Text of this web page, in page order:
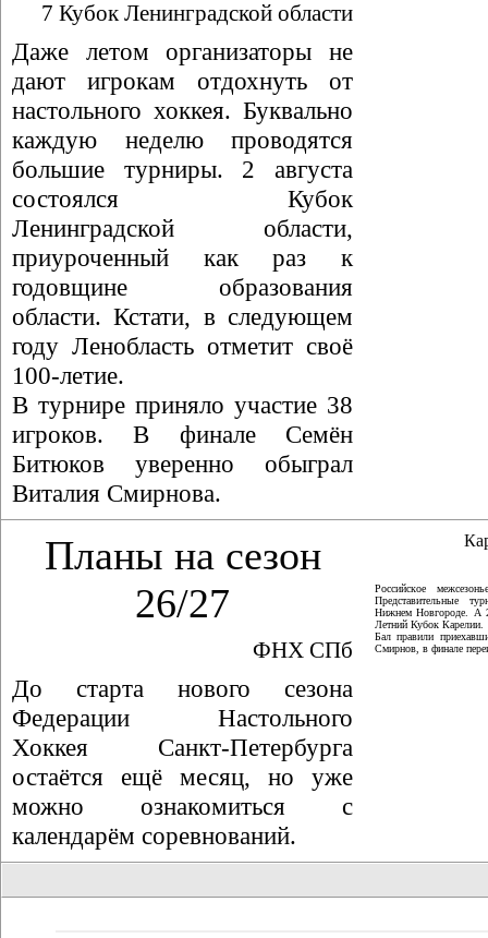
7 Кубок Ленинградской области
Даже летом организаторы не
дают игрокам отдохнуть от
настольного хоккея. Буквально
каждую неделю проводятся
большие турниры. 2 августа
состоялся Кубок
Ленинградской области,
приуроченный как раз к
годовщине образования
области. Кстати, в следующем
году Ленобласть отметит своё
100-летие.
В турнире приняло участие 38
игроков. В финале Семён
Битюков уверенно обыграл
Виталия Смирнова.
Планы на сезон
26/27
ФНХ СПб
До старта нового сезона
Федерации Настольного
Хоккея Санкт-Петербурга
остаётся ещё месяц, но уже
можно ознакомиться с
календарём соревнований.
Российское
Представительные
Нижнем Новгороде. А
Летний Кубок Карелии.
Бал правили
Смирнов, в финале